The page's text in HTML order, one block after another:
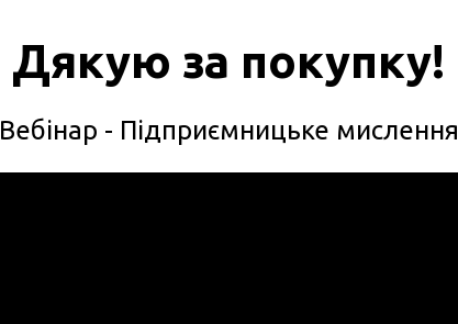
Дякую за покупку!
Вебінар - Підприємницьке мислення